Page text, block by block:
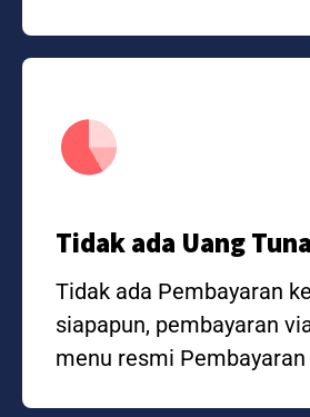
Tidak ada Uang
Tidak ada Pembayaran
siapapun, pembayaran
menu resmi